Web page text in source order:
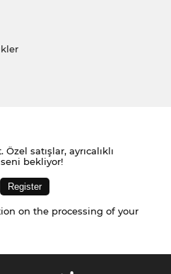
satışlar, ayrıcalıklı
bekliyor!
on the processing of your